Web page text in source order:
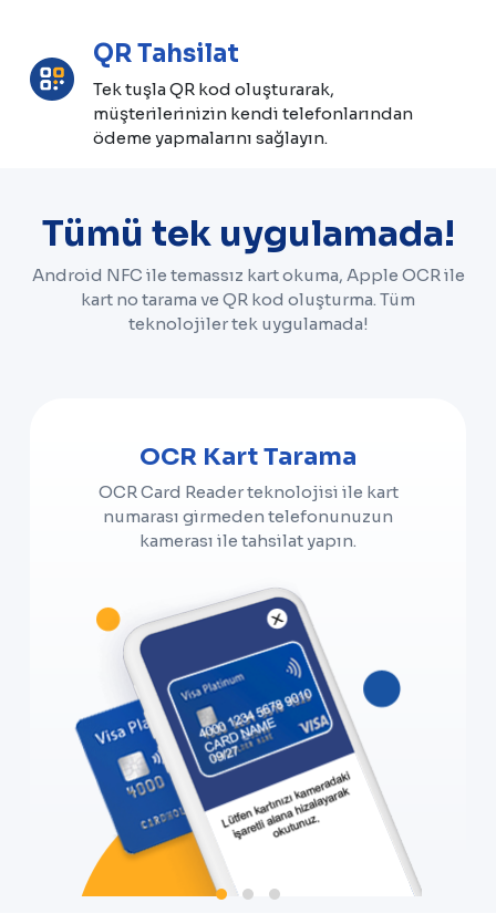
QR Tahsilat
Tek tuşla QR kod oluşturarak,
müşterilerinizin kendi telefonlarından
ödeme yapmalarını sağlayın.
Tümü tek uygulamada!
Android NFC ile temassız kart okuma, Apple OCR ile
kart no tarama ve QR kod oluşturma. Tüm
teknolojiler tek uygulamada!
OCR Kart Tarama
OCR Card Reader teknolojisi ile kart
numarası girmeden telefonunuzun
kamerası ile tahsilat yapın.